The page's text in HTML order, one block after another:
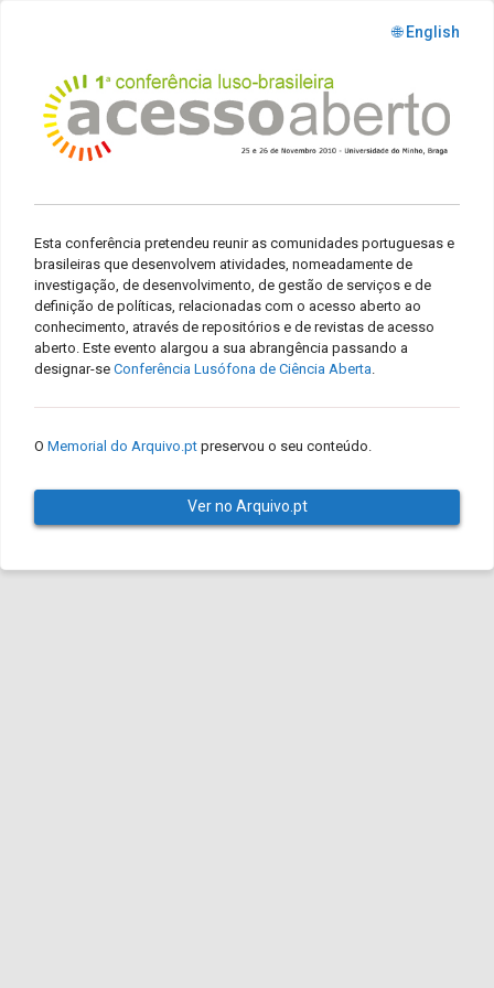
🌐 English
Esta conferência pretendeu reunir as comunidades portuguesas e
brasileiras que desenvolvem atividades, nomeadamente de
investigação, de desenvolvimento, de gestão de serviços e de
definição de políticas, relacionadas com o acesso aberto ao
conhecimento, através de repositórios e de revistas de acesso
aberto. Este evento alargou a sua abrangência passando a
designar-se Conferência Lusófona de Ciência Aberta
O Memorial do Arquivo.pt preservou o seu conteúdo.
Ver no Arquivo.pt